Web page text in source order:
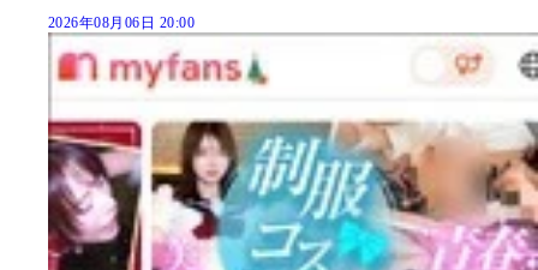
2026年08月06日 20:00